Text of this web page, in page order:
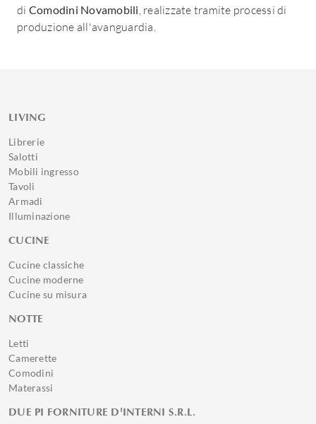
di Comodini Novamobili, realizzate tramite processi di
produzione all'avanguardia.
LIVING
Librerie
Salotti
Mobili ingresso
Tavoli
Armadi
Illuminazione
CUCINE
Cucine classiche
Cucine moderne
Cucine su misura
NOTTE
Letti
Camerette
Comodini
Materassi
DUE PI FORNITURE D'INTERNI S.R.L.